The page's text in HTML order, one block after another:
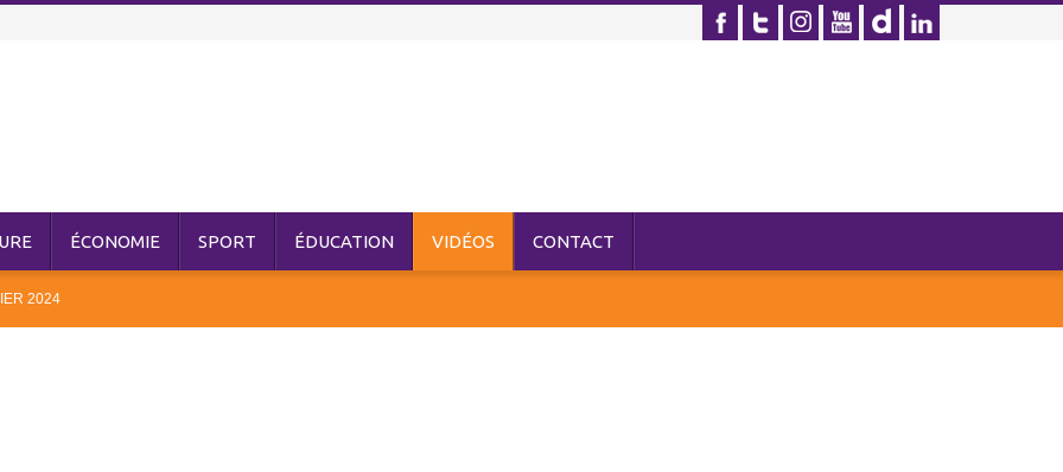
ÉCONOMIE SPORT ÉDUCATION VIDÉOS CONTACT
2024